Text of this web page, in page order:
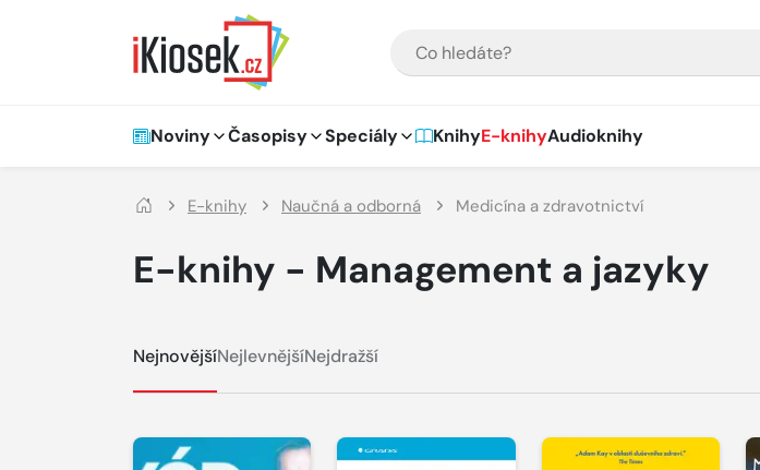
Hlavní navigace
Noviny Časopisy Speciály KnihyE-knihyAudioknihy
E-knihy Naučná a odborná Medicína a zdravotnictví
E-knihy - Management a jazyky
NejnovějšíNejlevnějšíNejdražší